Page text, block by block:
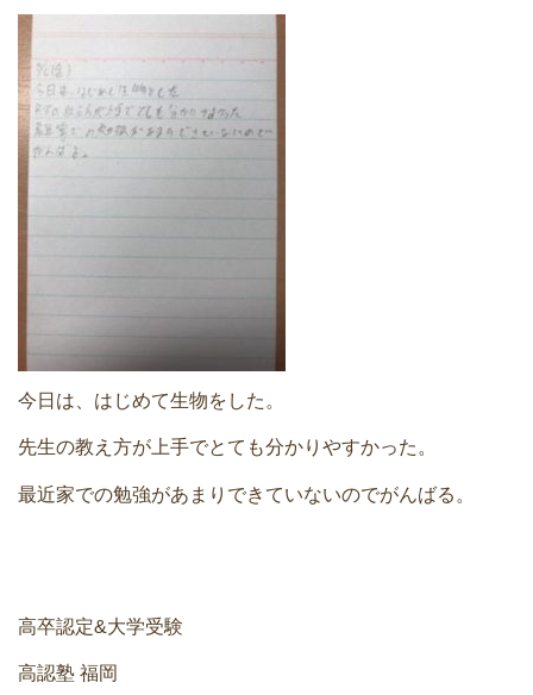
高卒認定試験とは
アクセス情報
高認塾ブログ
今日は、はじめて生物をした。
先生の教え方が上手でとても分かりやすかった。
最近家での勉強があまりできていないのでがんばる。
高卒認定&大学受験
高認塾 福岡